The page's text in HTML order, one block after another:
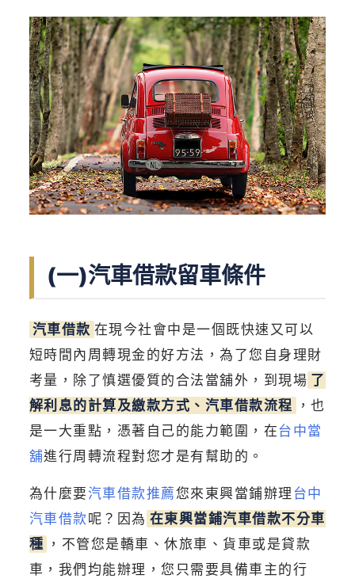
(一)汽車借款留車條件
汽車借款 在現今社會中是一個既快速又可以
短時間內周轉現金的好方法，為了您自身理財
考量，除了慎選優質的合法當舖外，到現場 了
解利息的計算及繳款方式、汽車借款流程 ，也
是一大重點，憑著自己的能力範圍，在台中當
舖進行周轉流程對您才是有幫助的。
為什麼要汽車借款推薦您來東興當鋪辦理 台中
汽車借款 呢？因為 在東興當鋪汽車借款不分車
種 ，不管您是轎車、休旅車、貨車或是貸款
車，我們均能辦理，您只需要具備車主的行